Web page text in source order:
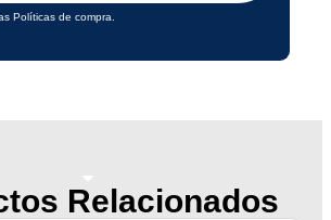
Políticas de compra.
Relacionados